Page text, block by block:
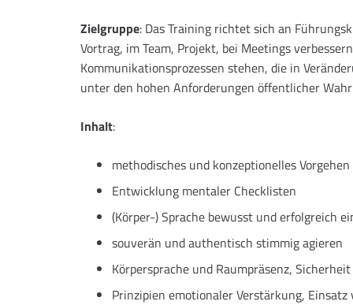
Zielgruppe: Das Training richtet sich an
Vortrag, im Team, Projekt, bei Meetings
Kommunikationsprozessen stehen, die in
unter den hohen Anforderungen öffentlicher
Inhalt:
methodisches und konzeptionelles
Entwicklung mentaler Checklisten
(Körper-) Sprache bewusst und erfolgreich
souverän und authentisch stimmig agieren
Körpersprache und Raumpräsenz,
Prinzipien emotionaler Verstärkung,